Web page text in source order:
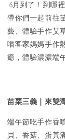
6月到了！到哪
帶你們一起前往
藝、體驗手作艾
嚐客家媽媽手作
癒，體驗濃濃端
苗栗三義｜來雙
端午節吃手作香
貝、香菇、蛋黃